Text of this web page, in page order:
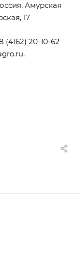
Амурская
17
(4162) 20-10-62
,